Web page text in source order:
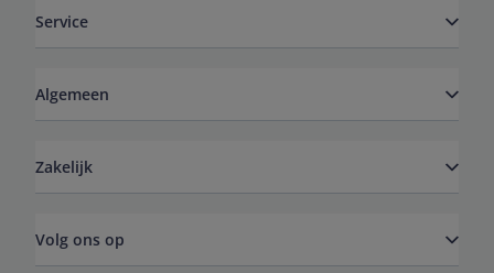
Service
Algemeen
Zakelijk
Volg ons op